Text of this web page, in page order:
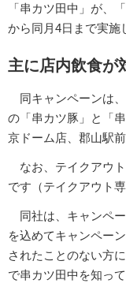
「串カツ田中」が、
から同月4日まで実施
主に店内飲食が
同キャンペーンは
の「串カツ豚」と「
京ドーム店、郡山駅
なお、テイクアウ
です（テイクアウト
同社は、キャンペ
を込めてキャンペー
されたことのない方
で串カツ田中を知っ